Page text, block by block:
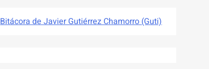
Bitácora de Javier Gutiérrez Chamorro (Guti)